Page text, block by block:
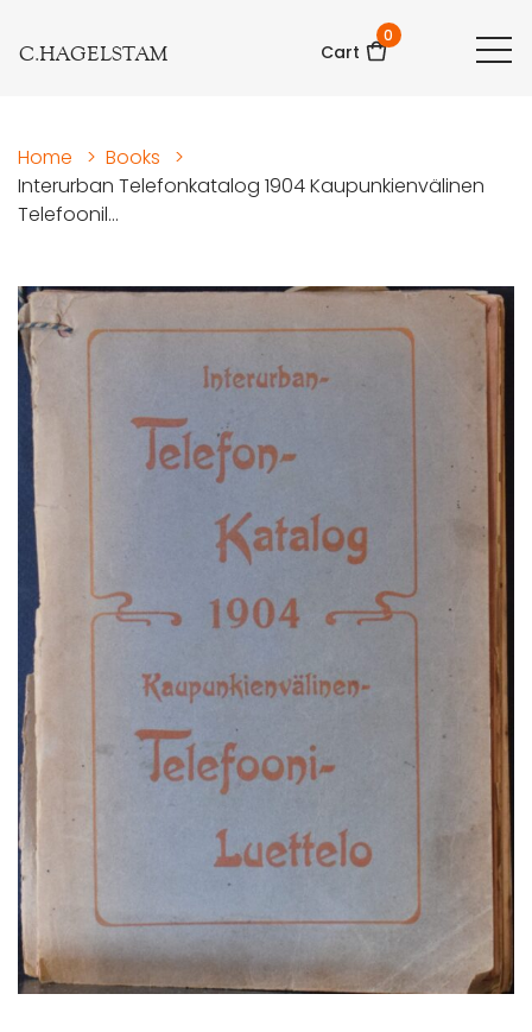
C.HAGELSTAM Cart
0
Home > Books
>
Interurban Telefonkatalog 1904 Kaupunkienvälinen
Telefoonil...